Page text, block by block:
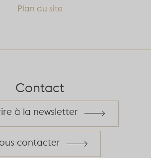
Plan du site
Contact
à la newsletter
contacter